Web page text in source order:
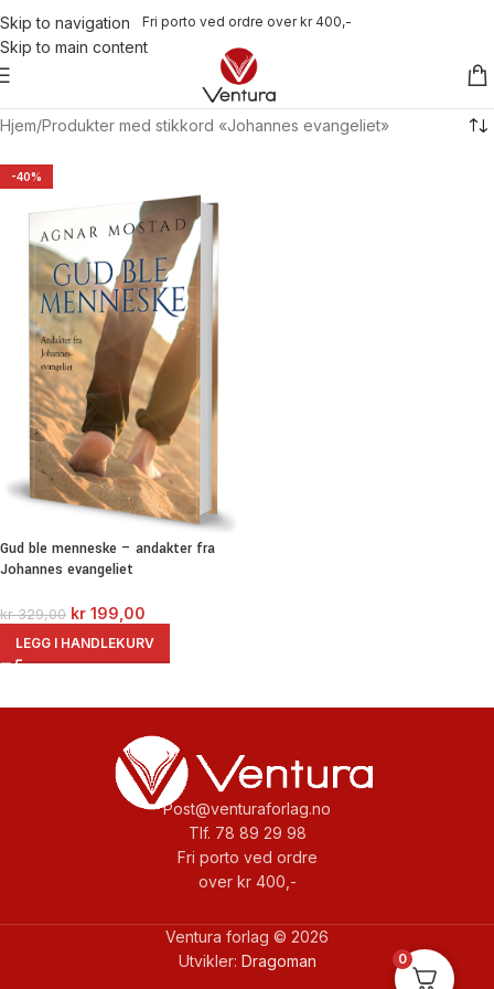
Skip to navigation
Skip to main content
Fri porto ved ordre over kr 400,-
Hjem Produkter med stikkord «Johannes evangeliet»
-40%
Gud ble menneske – andakter fra
Johannes evangeliet
kr329,00 kr 199,00
LEGG I HANDLEKURV
Post@venturaforlag.no
Tlf. 78 89 29 98
Fri porto ved ordre
over kr 400,-
Ventura forlag © 2026
Utvikler: Dragoman 0